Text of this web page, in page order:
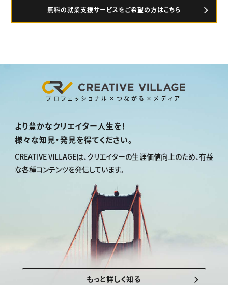
無料の就業支援サービスをご希望の方はこちら
プロフェッショナル×つながる×メディア
より豊かなクリエイター人生を！
様々な知見・発見を得てください。
CREATIVE VILLAGEは、 クリエイターの生涯価値向上のため、有益
な各種コンテンツを発信しています。
もっと詳しく知る